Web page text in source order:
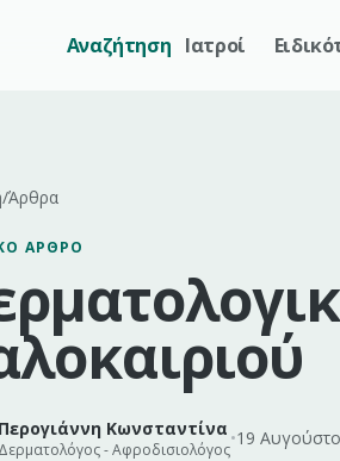
Αναζήτηση Ιατροί
/Άρθρα
ΆΡΘΡΟ
Περογιάννη Κωνσταντίνα
Δερματολόγος - Αφροδισιολόγος
•19